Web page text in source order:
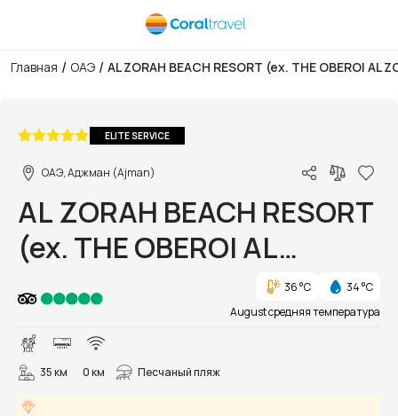
Главная / ОАЭ / AL ZORAH BEACH RESORT (ex. THE OBEROI AL
ELITE SERVICE
ОАЭ, Аджман (Ajman)
AL ZORAH BEACH RESORT
(ex. THE OBEROI AL
ZORAH BEACH RESORT)
36 °C
34 °C
August средняя температура
35 км 0 км Песчаный пляж